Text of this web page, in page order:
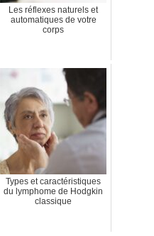
Les réflexes naturels et
automatiques de votre
corps
Types et caractéristiques
du lymphome de Hodgkin
classique